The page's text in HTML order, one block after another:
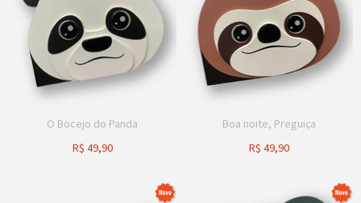
O Bocejo do Panda
R$ 49,90
Boa noite, Preguiça
R$ 49,90